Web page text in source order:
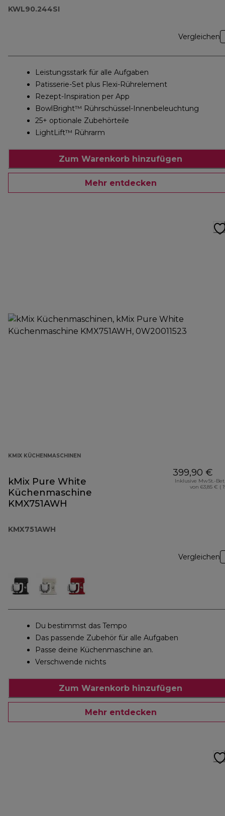
KWL90.244SI
Vergleichen
Leistungsstark für alle Aufgaben
Patisserie-Set plus Flexi-Rührelement
Rezept-Inspiration per App
BowlBright™ Rührschüssel-Innenbeleuchtung
25+ optionale Zubehörteile
LightLift™ Rührarm
Zum Warenkorb hinzufügen
Mehr entdecken
KMIX KÜCHENMASCHINEN
kMix Pure White
Küchenmaschine
KMX751AWH
KMX751AWH
399,90 €
Inklusive MwSt.-
von 63,85 € (
Vergleichen
Du bestimmst das Tempo
Das passende Zubehör für alle Aufgaben
Passe deine Küchenmaschine an.
Verschwende nichts
Zum Warenkorb hinzufügen
Mehr entdecken